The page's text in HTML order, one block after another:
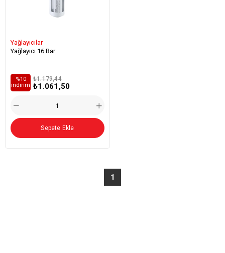
Yağlayıcılar
Yağlayıcı 16 Bar
₺1.061,50
₺1.179,44
%10
i̇ndirim
Sepete Ekle
1